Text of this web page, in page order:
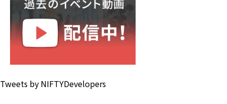
Tweets by NIFTYDevelopers